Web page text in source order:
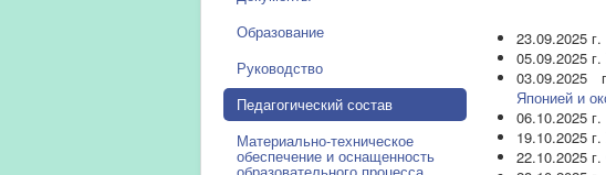
Образование
Руководство
Педагогический состав
Материально-техническое
обеспечение и оснащенность
23.09.2025 г.
05.09.2025 г.
03.09.2025
Японией и
06.10.2025 г.
19.10.2025 г.
22.10.2025 г.